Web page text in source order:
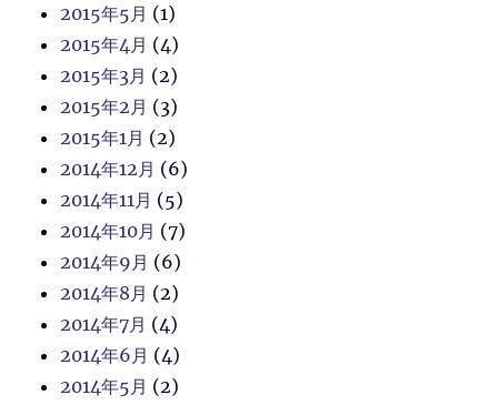
2015年5月 (1)
2015年4月 (4)
2015年3月 (2)
2015年2月 (3)
2015年1月 (2)
2014年12月 (6)
2014年11月 (5)
2014年10月 (7)
2014年9月 (6)
2014年8月 (2)
2014年7月 (4)
2014年6月 (4)
2014年5月 (2)